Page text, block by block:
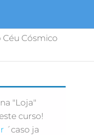
Cósmico
"Loja"
curso!
´caso ja